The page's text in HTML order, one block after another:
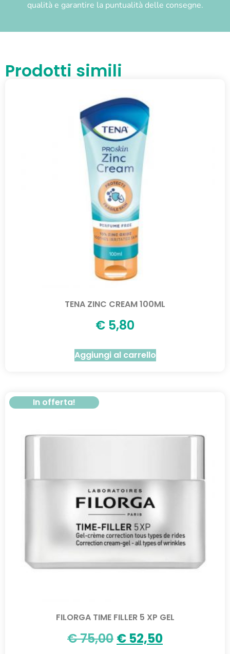
qualità e garantire la puntualità delle consegne.
Prodotti simili
TENA ZINC CREAM 100ML
€ 5,80
Aggiungi al carrello
In offerta!
FILORGA TIME FILLER 5 XP GEL
€75,00 € 52,50